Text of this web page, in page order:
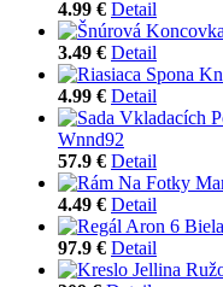
4.99 € Detail
3.49 € Detail
4.99 € Detail
Wnnd92
57.9 € Detail
4.49 € Detail
97.9 € Detail